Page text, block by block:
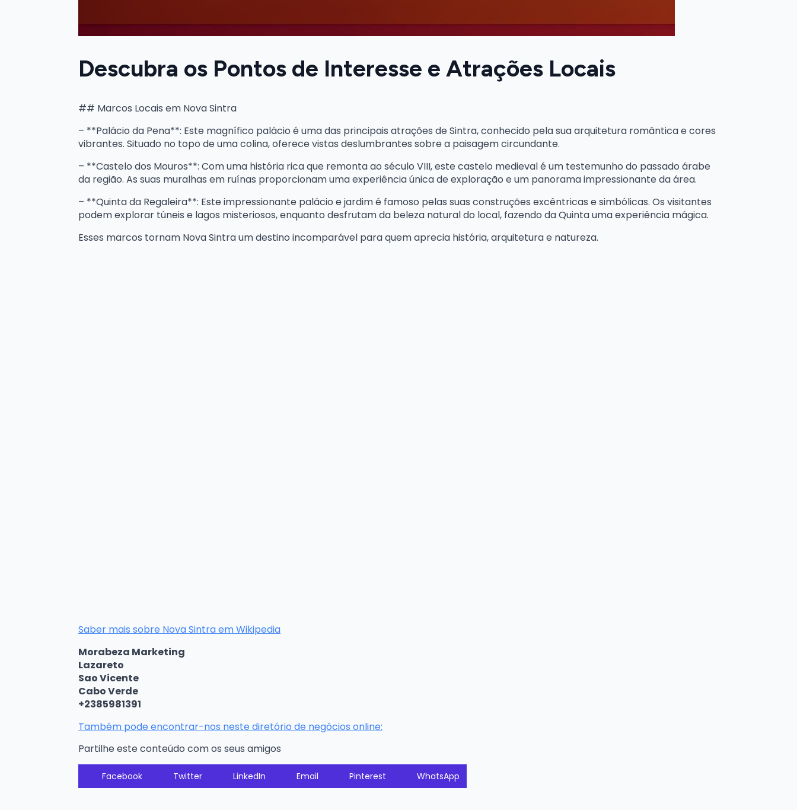
Descubra os Pontos de Interesse e Atrações Locais
## Marcos Locais em Nova Sintra
– **Palácio da Pena**: Este magnífico palácio é uma das principais atrações de Sintra, conhecido pela sua arquitetura romântica e cores
vibrantes. Situado no topo de uma colina, oferece vistas deslumbrantes sobre a paisagem circundante.
– **Castelo dos Mouros**: Com uma história rica que remonta ao século VIII, este castelo medieval é um testemunho do passado árabe
da região. As suas muralhas em ruínas proporcionam uma experiência única de exploração e um panorama impressionante da área.
– **Quinta da Regaleira**: Este impressionante palácio e jardim é famoso pelas suas construções excêntricas e simbólicas. Os visitantes
podem explorar túneis e lagos misteriosos, enquanto desfrutam da beleza natural do local, fazendo da Quinta uma experiência mágica.
Esses marcos tornam Nova Sintra um destino incomparável para quem aprecia história, arquitetura e natureza.
Saber mais sobre Nova Sintra em Wikipedia
Morabeza Marketing
Lazareto
Sao Vicente
Cabo Verde
+2385981391
Também pode encontrar-nos neste diretório de negócios online:
Partilhe este conteúdo com os seus amigos
Facebook Twitter LinkedIn Email Pinterest WhatsApp